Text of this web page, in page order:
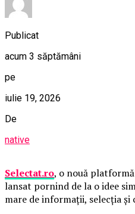
Publicat
acum 3 săptămâni
pe
iulie 19, 2026
De
native
Selectat.ro, o nouă
lansat pornind de la o idee
mare de informații, selecția